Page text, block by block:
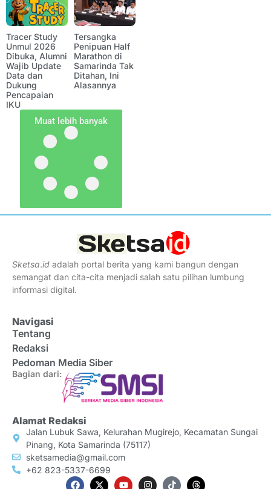
Tracer Study
Unmul 2026
Dibuka, Alumni
Wajib Update
Data dan
Dukung
Pencapaian
IKU
Tersangka
Penipuan Half
Marathon di
Samarinda Tak
Ditahan, Ini
Alasannya
Muat lebih banyak
Sketsa.id adalah portal berita yang kami bangun dengan
semangat dan cita-cita menjadi salah satu pilihan lumbung
informasi digital.
Navigasi
Tentang
Redaksi
Pedoman Media Siber
Bagian dari:
Alamat Redaksi
Jalan Lubuk Sawa, Kelurahan Mugirejo, Kecamatan Sungai
Pinang, Kota Samarinda (75117)
sketsamedia@gmail.com
+62 823-5337-6699